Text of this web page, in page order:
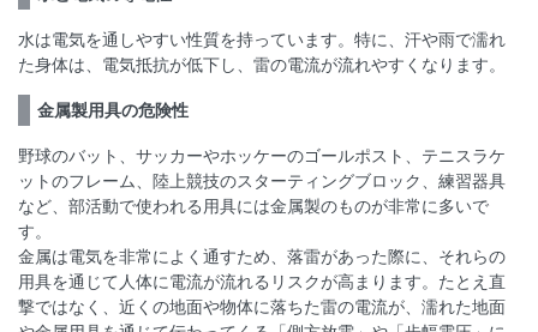
水は電気を通しやすい性質を持っています。特に、汗や雨で濡れ
た身体は、電気抵抗が低下し、雷の電流が流れやすくなります。
金属製用具の危険性
野球のバット、サッカーやホッケーのゴールポスト、テニスラケ
ットのフレーム、陸上競技のスターティングブロック、練習器具
など、部活動で使われる用具には金属製のものが非常に多いで
す。
金属は電気を非常によく通すため、落雷があった際に、それらの
用具を通じて人体に電流が流れるリスクが高まります。たとえ直
撃ではなく、近くの地面や物体に落ちた雷の電流が、濡れた地面